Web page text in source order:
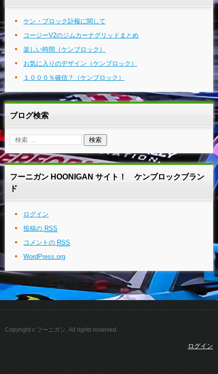
ケン・ブロック訃報に関して
コージーV2のジムカーナグリッドまとめ
楽しい時間（ケンブロック）
お気に入りのデザイン（ケンブロック）
１０００％確信？（ケンブロック）
ブログ検索
フーニガン HOONIGAN サイト！ ケンブロックブラン
ド
ログイン
投稿の RSS
コメントの RSS
WordPress.org
Copyright c フーニガン, All rights reserved.
ログイン